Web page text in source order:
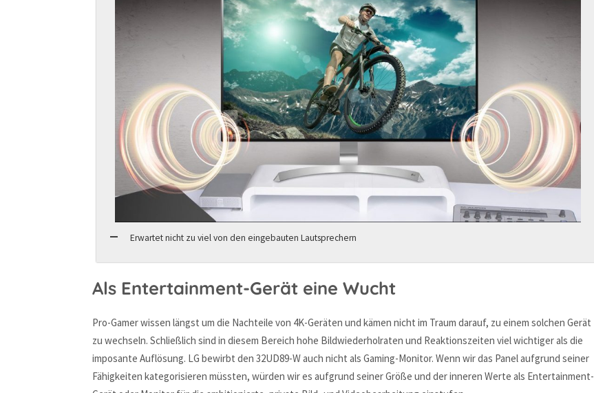
Erwartet nicht zu viel von den eingebauten Lautsprechern
Als Entertainment-Gerät eine Wucht
Pro-Gamer wissen längst um die Nachteile von 4K-Geräten und kämen nicht im Traum darauf, zu einem solchen Gerät
zu wechseln. Schließlich sind in diesem Bereich hohe Bildwiederholraten und Reaktionszeiten viel wichtiger als die
imposante Auflösung. LG bewirbt den 32UD89-W auch nicht als Gaming-Monitor. Wenn wir das Panel aufgrund seiner
Fähigkeiten kategorisieren müssten, würden wir es aufgrund seiner Größe und der inneren Werte als Entertainment-